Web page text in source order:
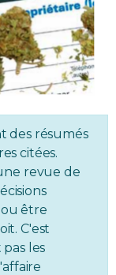
des résumés
citées.
revue de
être
C'est
les